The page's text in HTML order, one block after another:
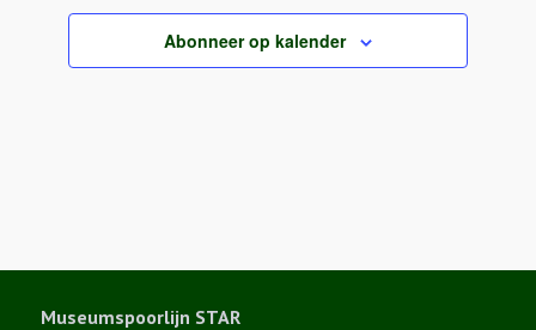
Abonneer op kalender
Museumspoorlijn STAR